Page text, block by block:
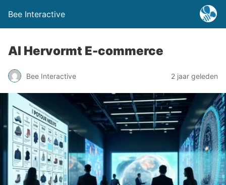
Bee Interactive
AI Hervormt E-commerce
Bee Interactive 2 jaar geleden